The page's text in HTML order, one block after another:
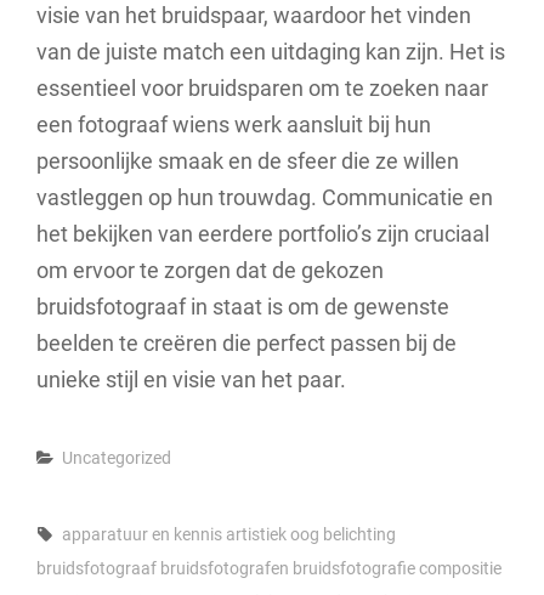
visie van het bruidspaar, waardoor het vinden
van de juiste match een uitdaging kan zijn. Het is
essentieel voor bruidsparen om te zoeken naar
een fotograaf wiens werk aansluit bij hun
persoonlijke smaak en de sfeer die ze willen
vastleggen op hun trouwdag. Communicatie en
het bekijken van eerdere portfolio’s zijn cruciaal
om ervoor te zorgen dat de gekozen
bruidsfotograaf in staat is om de gewenste
beelden te creëren die perfect passen bij de
unieke stijl en visie van het paar.
Categories
Uncategorized
Tags,
apparatuur en kennis artistiek oog belichting
bruidsfotograaf bruidsfotografen bruidsfotografiecompositie